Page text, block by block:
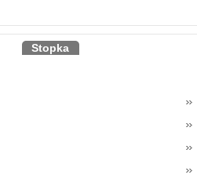
Stopka